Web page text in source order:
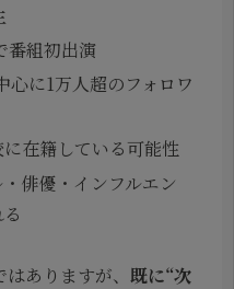
番組初出演
に1万人超のフォロワ
在籍している可能性
俳優・インフルエン
ありますが、 既に“次